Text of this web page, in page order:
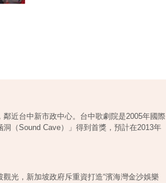
近台中新市政中心。台中歌劇院是2005年國際
（Sound Cave）」得到首獎，預計在2013年
光，新加坡政府斥重資打造“濱海灣金沙娛樂